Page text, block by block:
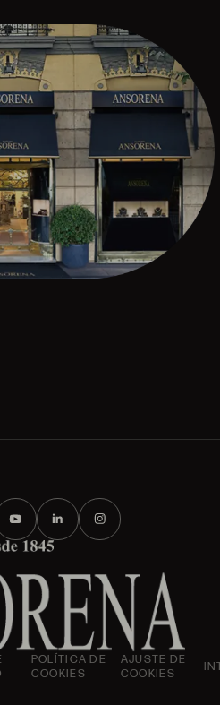
POLÍTICA DE
COOKIES
AJUSTE DE
COOKIES